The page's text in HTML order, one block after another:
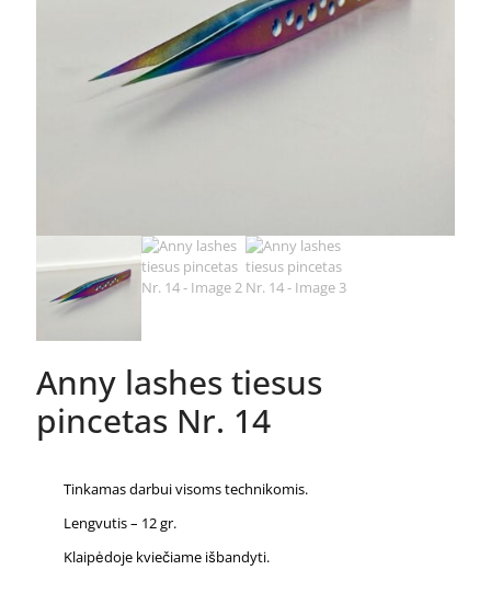
Anny lashes tiesus
pincetas Nr. 14
Tinkamas darbui visoms technikomis.
Lengvutis – 12 gr.
Klaipėdoje kviečiame išbandyti.